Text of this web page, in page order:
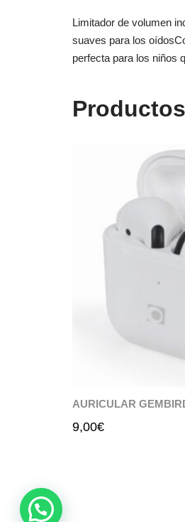
Limitador de volumen
suaves para los
perfecta para los niños
AURICULAR
9,00€